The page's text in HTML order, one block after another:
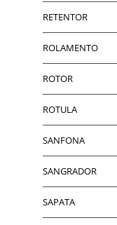
RETENTOR
ROLAMENTO
ROTOR
ROTULA
SANFONA
SANGRADOR
SAPATA